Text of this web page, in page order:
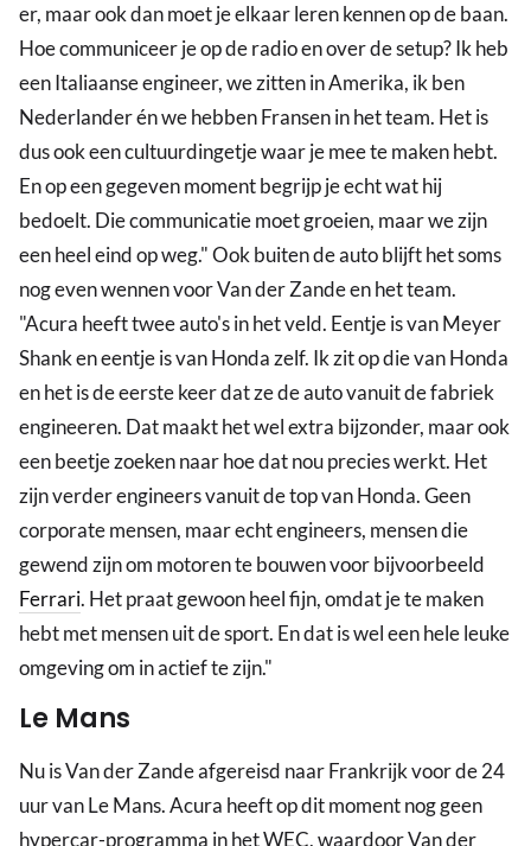
er, maar ook dan moet je elkaar leren kennen op de baan.
Hoe communiceer je op de radio en over de setup? Ik heb
een Italiaanse engineer, we zitten in Amerika, ik ben
Nederlander én we hebben Fransen in het team. Het is
dus ook een cultuurdingetje waar je mee te maken hebt.
En op een gegeven moment begrijp je echt wat hij
bedoelt. Die communicatie moet groeien, maar we zijn
een heel eind op weg." Ook buiten de auto blijft het soms
nog even wennen voor Van der Zande en het team.
"Acura heeft twee auto's in het veld. Eentje is van Meyer
Shank en eentje is van Honda zelf. Ik zit op die van Honda
en het is de eerste keer dat ze de auto vanuit de fabriek
engineeren. Dat maakt het wel extra bijzonder, maar ook
een beetje zoeken naar hoe dat nou precies werkt. Het
zijn verder engineers vanuit de top van Honda. Geen
corporate mensen, maar echt engineers, mensen die
gewend zijn om motoren te bouwen voor bijvoorbeeld
Ferrari. Het praat gewoon heel fijn, omdat je te maken
hebt met mensen uit de sport. En dat is wel een hele leuke
omgeving om in actief te zijn."
Le Mans
Nu is Van der Zande afgereisd naar Frankrijk voor de 24
uur van Le Mans. Acura heeft op dit moment nog geen
hypercar-programma in het WEC, waardoor Van der